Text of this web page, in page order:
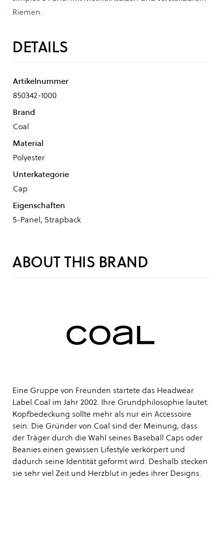
Riemen.
DETAILS
Artikelnummer
850342-1000
Brand
Coal
Material
Polyester
Unterkategorie
Cap
Eigenschaften
5-Panel, Strapback
ABOUT THIS BRAND
Eine Gruppe von Freunden startete das Headwear
Label Coal im Jahr 2002. Ihre Grundphilosophie lautet:
Kopfbedeckung sollte mehr als nur ein Accessoire
sein. Die Gründer von Coal sind der Meinung, dass
der Träger durch die Wahl seines Baseball Caps oder
Beanies einen gewissen Lifestyle verkörpert und
dadurch seine Identität geformt wird. Deshalb stecken
sie sehr viel Zeit und Herzblut in jedes ihrer Designs.